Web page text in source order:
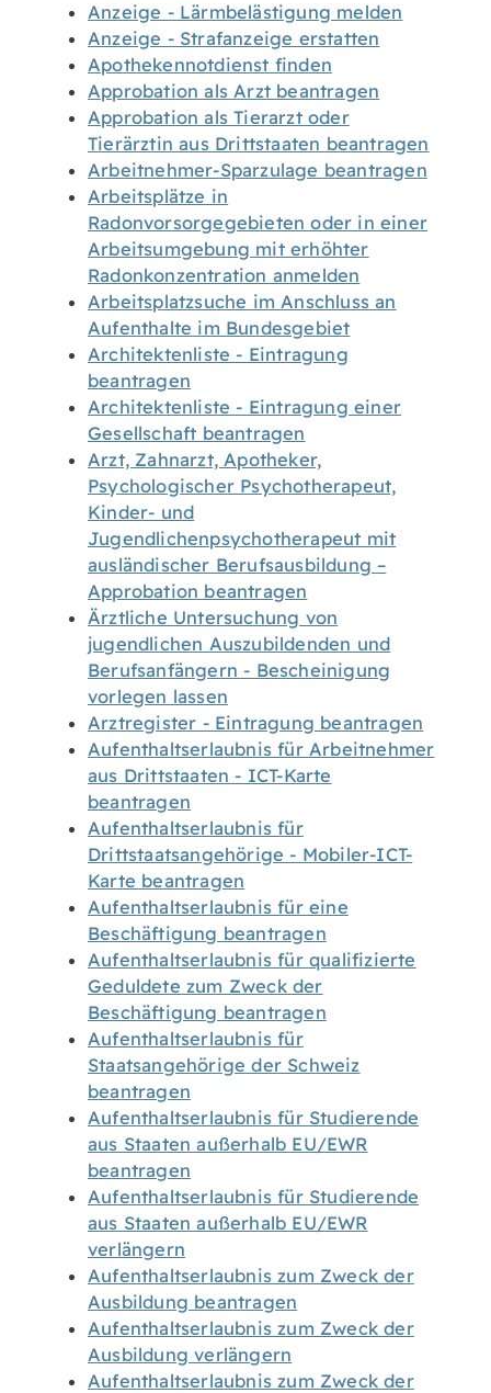
Anzeige - Lärmbelästigung melden
Anzeige - Strafanzeige erstatten
Apothekennotdienst finden
Approbation als Arzt beantragen
Approbation als Tierarzt oder
Tierärztin aus Drittstaaten beantragen
Arbeitnehmer-Sparzulage beantragen
Arbeitsplätze in
Radonvorsorgegebieten oder in einer
Arbeitsumgebung mit erhöhter
Radonkonzentration anmelden
Arbeitsplatzsuche im Anschluss an
Aufenthalte im Bundesgebiet
Architektenliste - Eintragung
beantragen
Architektenliste - Eintragung einer
Gesellschaft beantragen
Arzt, Zahnarzt, Apotheker,
Psychologischer Psychotherapeut,
Kinder- und
Jugendlichenpsychotherapeut mit
ausländischer Berufsausbildung –
Approbation beantragen
Ärztliche Untersuchung von
jugendlichen Auszubildenden und
Berufsanfängern - Bescheinigung
vorlegen lassen
Arztregister - Eintragung beantragen
Aufenthaltserlaubnis für Arbeitnehmer
aus Drittstaaten - ICT-Karte
beantragen
Aufenthaltserlaubnis für
Drittstaatsangehörige - Mobiler-ICT-
Karte beantragen
Aufenthaltserlaubnis für eine
Beschäftigung beantragen
Aufenthaltserlaubnis für qualifizierte
Geduldete zum Zweck der
Beschäftigung beantragen
Aufenthaltserlaubnis für
Staatsangehörige der Schweiz
beantragen
Aufenthaltserlaubnis für Studierende
aus Staaten außerhalb EU/EWR
beantragen
Aufenthaltserlaubnis für Studierende
aus Staaten außerhalb EU/EWR
verlängern
Aufenthaltserlaubnis zum Zweck der
Ausbildung beantragen
Aufenthaltserlaubnis zum Zweck der
Ausbildung verlängern
Aufenthaltserlaubnis zum Zweck der